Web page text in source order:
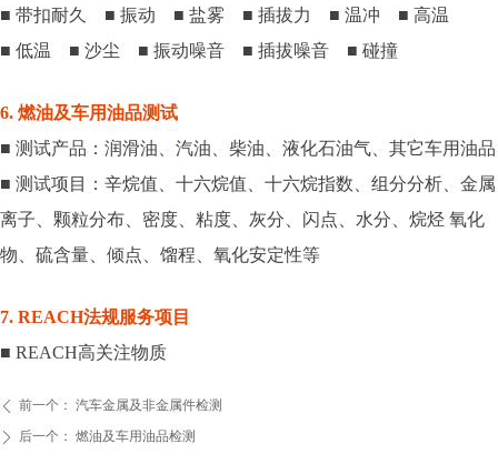
ꄴ 前一个： 汽车金属及非金属件检测
ꄲ 后一个： 燃油及车用油品检测
■ 带扣耐久 ■ 振动 ■ 盐雾 ■ 插拔力 ■ 温冲 ■ 高温
■ 低温 ■ 沙尘 ■ 振动噪音 ■ 插拔噪音 ■ 碰撞
6. 燃油及车用油品测试
■ 测试产品：润滑油、汽油、柴油、液化石油气、其它车用油品
■ 测试项目：辛烷值、十六烷值、十六烷指数、组分分析、金属
离子、颗粒分布、密度、粘度、灰分、闪点、水分、烷烃 氧化
物、硫含量、倾点、馏程、氧化安定性等
7. REACH法规服务项目
■ REACH高关注物质